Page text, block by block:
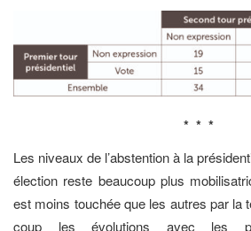
* * *
Les niveaux de l’abstention à la
élection reste beaucoup plus
est moins touchée que les autres par la
coup les évolutions avec les